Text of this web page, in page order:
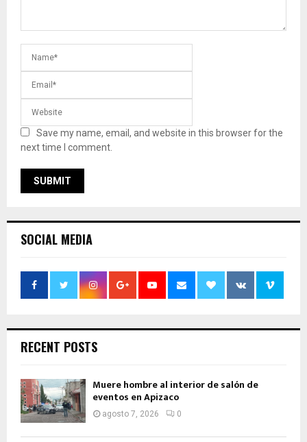
Save my name, email, and website in this browser for the
next time I comment.
SOCIAL MEDIA
RECENT POSTS
Muere hombre al interior de salón de
eventos en Apizaco
agosto 7, 2026 0